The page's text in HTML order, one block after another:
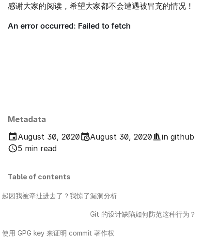
Metadata
August 30, 2020
August 30, 2020 ingithub
5 min read
Table of contents
起因我被牵扯进去了？ 我惊了漏洞分析
Git 的设计缺陷如何防范这种行为？
使用 GPG key 来证明 commit 著作权
感谢大家的阅读，希望大家都不会遭遇被冒充的情况！